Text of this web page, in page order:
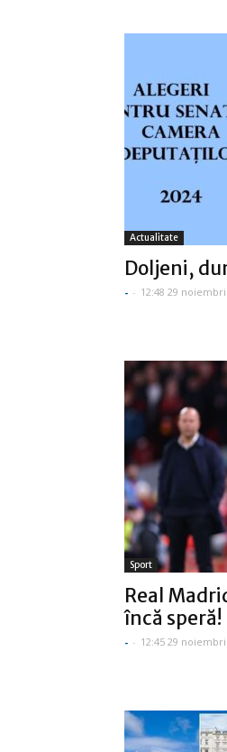
Actualitate
Doljeni,
- - 12:48 29
Sport
Real
încă speră!
- - 12:45 29